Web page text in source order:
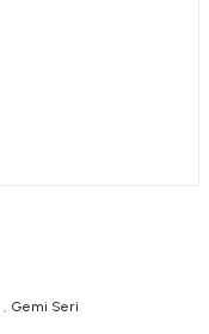
Gemi Seri